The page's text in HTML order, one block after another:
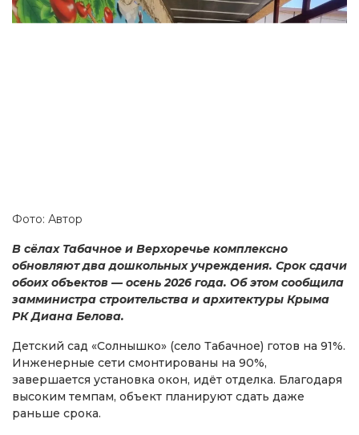
Фото: Автор
В сёлах Табачное и Верхоречье комплексно
обновляют два дошкольных учреждения. Срок сдачи
обоих объектов — осень 2026 года. Об этом сообщила
замминистра строительства и архитектуры Крыма
РК Диана Белова.
Детский сад «Солнышко» (село Табачное) готов на 91%.
Инженерные сети смонтированы на 90%,
завершается установка окон, идёт отделка. Благодаря
высоким темпам, объект планируют сдать даже
раньше срока.